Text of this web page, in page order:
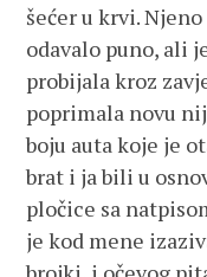
šećer u krvi.
odavalo puno, ali
probijala kroz
poprimala novu
boju auta koje je
brat i ja bili u
pločice sa
je kod mene